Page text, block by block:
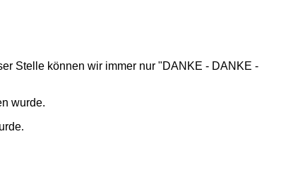
Stelle können wir immer nur "DANKE - DANKE -
wurde.
.